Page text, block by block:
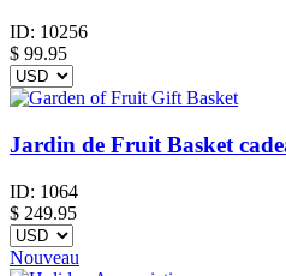
ID: 10256
$ 99.95
Jardin de Fruit Basket
ID: 1064
$ 249.95
Nouveau